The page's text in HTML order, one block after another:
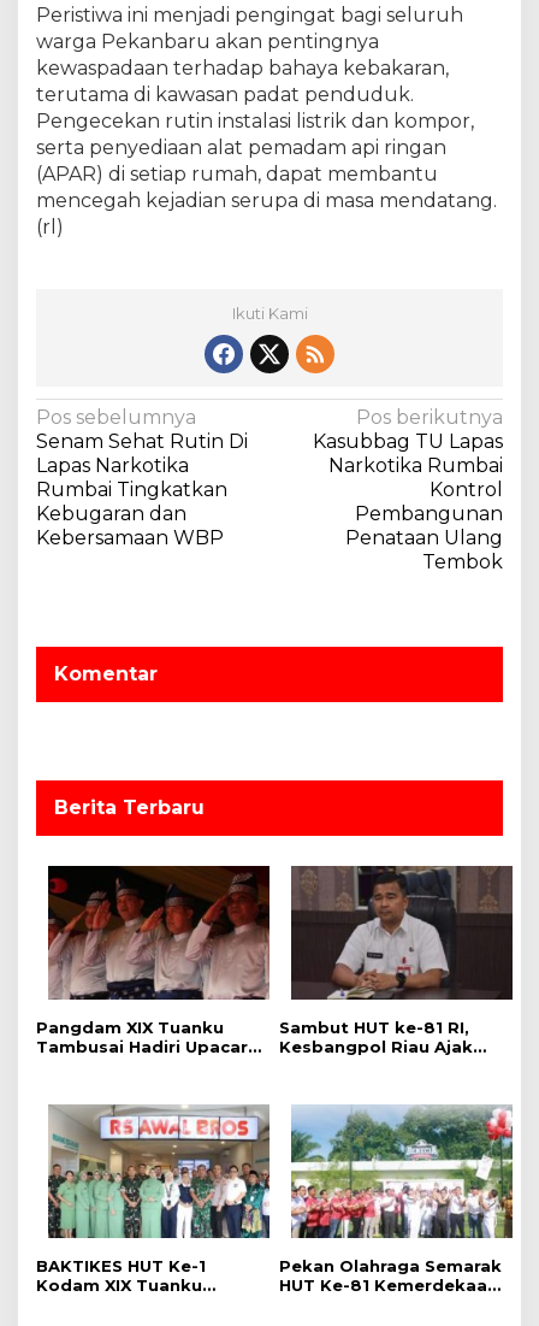
Peristiwa ini menjadi pengingat bagi seluruh
warga Pekanbaru akan pentingnya
kewaspadaan terhadap bahaya kebakaran,
terutama di kawasan padat penduduk.
Pengecekan rutin instalasi listrik dan kompor,
serta penyediaan alat pemadam api ringan
(APAR) di setiap rumah, dapat membantu
mencegah kejadian serupa di masa mendatang.
(rl)
Ikuti Kami
N
a
v
i
i
p
Pos sebelumnya
Senam Sehat Rutin Di
Lapas Narkotika
Rumbai Tingkatkan
Kebugaran dan
Kebersamaan WBP
Pos berikutnya
Kasubbag TU Lapas
Narkotika Rumbai
Kontrol
Pembangunan
Penataan Ulang
Tembok
Komentar
Berita Terbaru
Pangdam XIX Tuanku
Tambusai Hadiri Upacara
Sambut HUT ke-81 RI,
Kesbangpol Riau Ajak
BAKTIKES HUT Ke-1
Kodam XIX Tuanku
Pekan Olahraga Semarak
HUT Ke-81 Kemerdekaan